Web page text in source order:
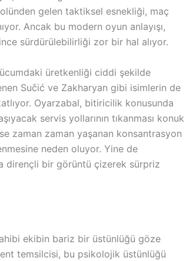
gelen taktiksel esnekliği, maç
Ancak bu modern oyun anlayışı,
sürdürülebilirliği zor bir hal alıyor.
üretkenliği ciddi şekilde
Sučić ve Zakharyan gibi isimlerin de
Oyarzabal, bitiricilik konusunda
servis yollarının tıkanması konuk
zaman zaman yaşanan konsantrasyon
neden oluyor. Yine de
dirençli bir görüntü çizerek sürpriz
ekibin bariz bir üstünlüğü göze
temsilcisi, bu psikolojik üstünlüğü